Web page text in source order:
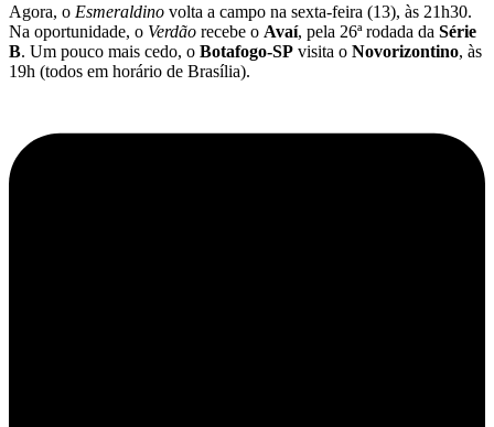
Agora, o Esmeraldino volta a campo na sexta-feira (13), às 21h30.
Na oportunidade, o Verdão recebe o Avaí, pela 26ª rodada da Série
B. Um pouco mais cedo, o Botafogo-SP visita o Novorizontino, às
19h (todos em horário de Brasília).